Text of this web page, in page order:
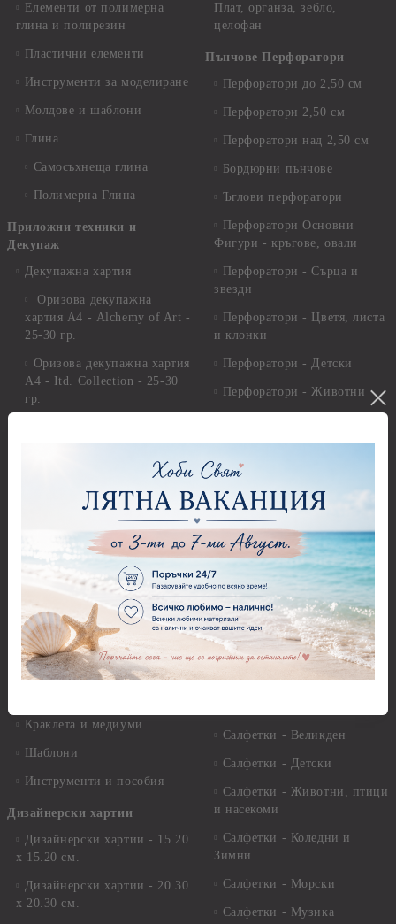
Елементи от полимерна
глина и полирезин
Пластични елементи
Инструменти за моделиране
Молдове и шаблони
Глина
Самосъхнеща глина
Полимерна Глина
Приложни техники и
Декупаж
Декупажна хартия
Оризова декупажна
хартия А4 - Alchemy of Art -
25-30 гр.
Оризова декупажна хартия
А4 - Itd. Collection - 25-30
гр.
хартия Stamperia - 21 х
Декупажна хартия - Други
Вакс пасти
Грунд, Основи, Релефни
Варак, Шлак метал, Фолио,
Пантна
Лакове и защитни покрития
Краклета и медиуми
Шаблони
Инструменти и пособия
Дизайнерски хартии
Дизайнерски хартии - 15.20
х 15.20 см.
Дизайнерски хартии - 20.30
х 20.30 см.
Плат, органза, зебло,
целофан
Пънчове Перфоратори
Перфоратори до 2,50 см
Перфоратори 2,50 см
Перфоратори над 2,50 см
Бордюрни пънчове
Ъглови перфоратори
Перфоратори Основни
Фигури - кръгове, овали
Перфоратори - Сърца и
звезди
Перфоратори - Цветя, листа
и клонки
Перфоратори - Детски
Перфоратори - Животни
Рисуване
Грунд и почистващи
разтвори
Платна за рисуване
Стативи и поставки
Четки и инструменти
Моливи, акварелни
комплекти
Свещи
Салфетки - Великден
Салфетки - Детски
Салфетки - Животни, птици
и насекоми
Салфетки - Коледни и
Зимни
Салфетки - Морски
Салфетки - Музика